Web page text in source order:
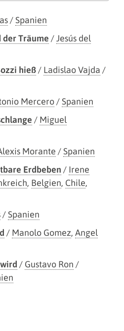
/Spanien
der Träume /Jesús del
hieß/ Ladislao Vajda /
Mercero/Spanien
/ Miguel
Morante /Spanien
Erdbeben / Irene
, Belgien, Chile,
/Spanien
/ Manolo Gomez, Angel
/ Gustavo Ron /